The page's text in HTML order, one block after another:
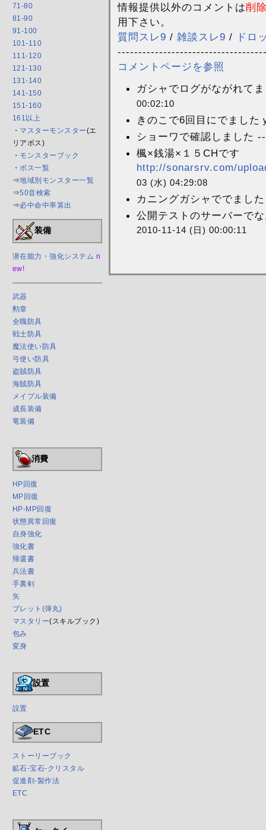
71-80
81-90
91-100
101-110
111-120
121-130
131-140
141-150
151-160
161以上
・ マスターモンスター(エ
リアボス)
・ モンスターブック
・ ボス一覧
⇒地域別モンスター一覧
⇒50音検索
⇒必中命中率算出
装備
潜在能力・強化システム n
ew!
武器
勲章
全職防具
戦士防具
魔法使い防具
弓使い防具
盗賊防具
海賊防具
メイプル装備
成長装備
竜装備
消費
HP回復
MP回復
HP-MP回復
状態異常回復
自身強化
強化書
帰還書
兵法書
手裏剣
矢
ブレット(弾丸)
マスタリー(スキルブック)
包み
変身
設置
設置
ETC
ストーリーブック
鉱石-宝石-クリスタル
促進剤-製作法
ETC
情報提供以外のコメントは削
用下さい。
質問スレ9 / 雑談スレ9 /
ドロ
コメントページを参照
ガシャでログがながれて
00:02:10
きのこで6回目にでまし
ショーワで確認しました
楓×銭湯×１５CHです
http://sonarsrv.com/
03 (水) 04:29:08
カニングガシャででまし
公開テストのサーバーで
2010-11-14 (日) 00:00:11